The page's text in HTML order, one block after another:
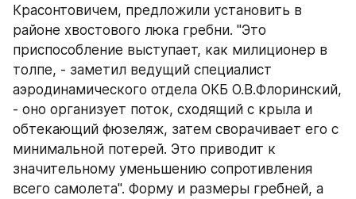
Красонтовичем, предложили установить в
районе хвостового люка гребни. "Это
приспособление выступает, как милиционер в
толпе, - заметил ведущий специалист
аэродинамического отдела ОКБ О.В.Флоринский,
- оно организует поток, сходящий с крыла и
обтекающий фюзеляж, затем сворачивает его с
минимальной потерей. Это приводит к
значительному уменьшению сопротивления
всего самолета". Форму и размеры гребней, а